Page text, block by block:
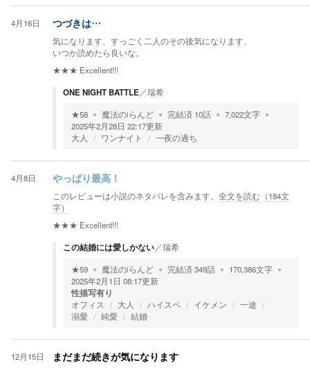
4月16日 つづきは…
気になります、すっごく二人のその後気になります。
いつか読めたら良いな。
★★★ Excellent!!!
ONE NIGHT BATTLE／瑞希
★58 魔法のiらんど 完結済 10話 7,022文字
2025年2月28日 22:17更新
大人
ワンナイト 一夜の過ち
4月8日 やっぱり最高！
このレビューは小説のネタバレを含みます。 全文を読む（184文
字）
★★★ Excellent!!!
この結婚には愛しかない／瑞希
★59 魔法のiらんど 完結済349話 170,386文字
2025年2月1日 08:17更新
性描写有り
オフィス 大人 ハイスペ イケメン
一途
溺愛
純愛 結婚
12月15日 まだまだ続きが気になります